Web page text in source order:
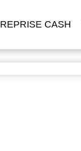
REPRISE CASH